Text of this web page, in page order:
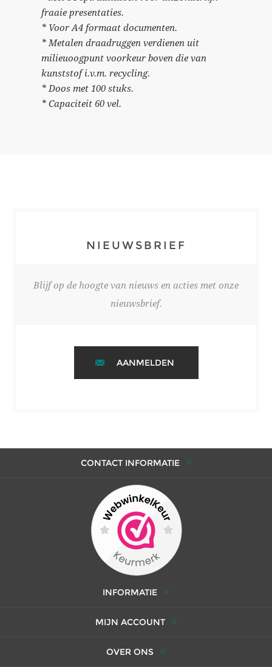
fraaie presentaties.
* Voor A4 formaat documenten.
* Metalen draadruggen verdienen uit
milieuoogpunt voorkeur boven die van
kunststof i.v.m. recycling.
* Doos met 100 stuks.
* Capaciteit 60 vel.
NIEUWSBRIEF
Blijf op de hoogte van nieuws en acties met onze
nieuwsbrief.
AANMELDEN
CONTACT INFORMATIE
INFORMATIE
MIJN ACCOUNT
OVER ONS